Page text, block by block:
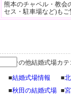
熊本のチャペル・教会
セス・駐車場など)もご
【その他結婚式場カテ
■結婚式場情報 ■
■秋田の結婚式場 ■